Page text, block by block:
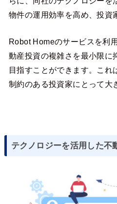
物件の運用効率を高め、投資
Robot Homeのサービスを利
動産投資の複雑さを最小限に
目指すことができます。これ
制約のある投資家にとって大
テクノロジーを活用した不